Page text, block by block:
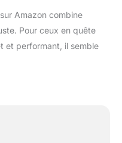
Amazon combine
Pour ceux en quête
et performant, il semble